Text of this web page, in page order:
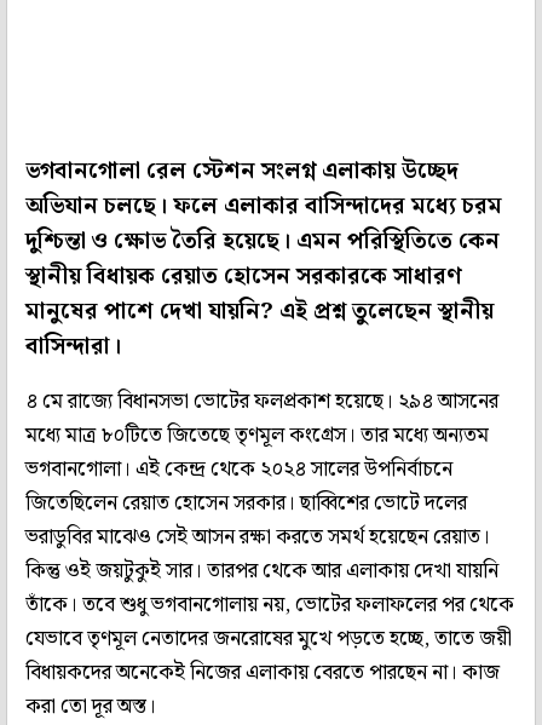
ভগবানগোলা রেল স্টেশন সংলগ্ন এলাকায় উচ্ছেদ
অভিযান চলছে। ফলে এলাকার বাসিন্দাদের মধ্যে চরম
দুশ্চিন্তা ও ক্ষোভ তৈরি হয়েছে। এমন পরিস্থিতিতে কেন
স্থানীয় বিধায়ক রেয়াত হোসেন সরকারকে সাধারণ
মানুষের পাশে দেখা যায়নি? এই প্রশ্ন তুলেছেন স্থানীয়
বাসিন্দারা।
৪ মে রাজ্যে বিধানসভা ভোটের ফলপ্রকাশ হয়েছে। ২৯৪ আসনের
মধ্যে মাত্র ৮০টিতে জিতেছে তৃণমূল কংগ্রেস। তার মধ্যে অন্যতম
ভগবানগোলা। এই কেন্দ্র থেকে ২০২৪ সালের উপনির্বাচনে
জিতেছিলেন রেয়াত হোসেন সরকার। ছাব্বিশের ভোটে দলের
ভরাডুবির মাঝেও সেই আসন রক্ষা করতে সমর্থ হয়েছেন রেয়াত।
কিন্তু ওই জয়টুকুই সার। তারপর থেকে আর এলাকায় দেখা যায়নি
তাঁকে। তবে শুধু ভগবানগোলায় নয়, ভোটের ফলাফলের পর থেকে
যেভাবে তৃণমূল নেতাদের জনরোষের মুখে পড়তে হচ্ছে, তাতে জয়ী
বিধায়কদের অনেকেই নিজের এলাকায় বেরতে পারছেন না। কাজ
করা তো দূর অস্ত।